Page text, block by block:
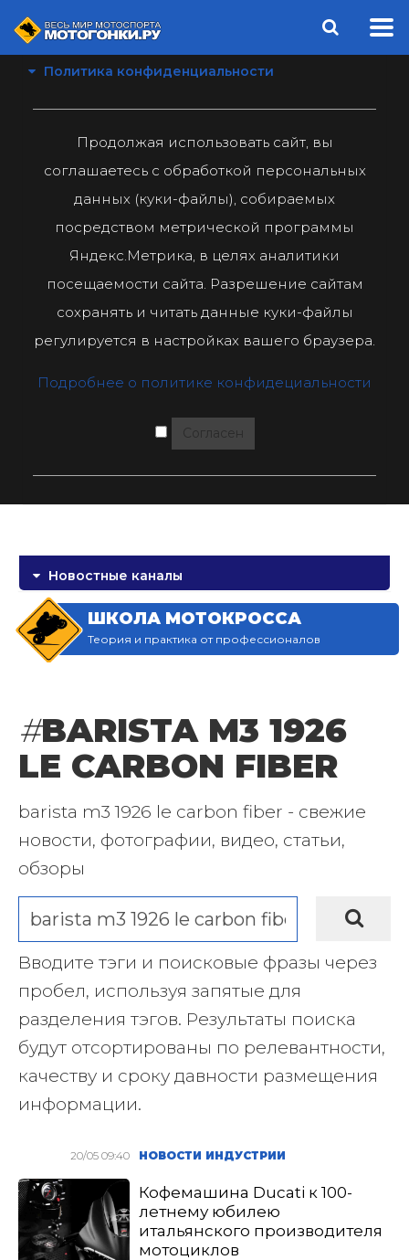
Политика конфиденциальности
Продолжая использовать сайт, вы
соглашаетесь с обработкой персональных
данных (куки-файлы), собираемых
посредством метрической программы
Яндекс.Метрика, в целях аналитики
посещаемости сайта. Разрешение сайтам
сохранять и читать данные куки-файлы
регулируется в настройках вашего браузера.
Подробнее о политике конфидециальности
Согласен
Новостные каналы
ШКОЛА МОТОКРОССА
Теория и практика от профессионалов
#BARISTA M3 1926
LE CARBON FIBER
barista m3 1926 le carbon fiber - свежие
новости, фотографии, видео, статьи,
обзоры
Вводите тэги и поисковые фразы через
пробел, используя запятые для
разделения тэгов. Результаты поиска
будут отсортированы по релевантности,
качеству и сроку давности размещения
информации.
20/05 09:40 НОВОСТИ ИНДУСТРИИ
Кофемашина Ducati к 100-
летнему юбилею
итальянского производителя
мотоциклов